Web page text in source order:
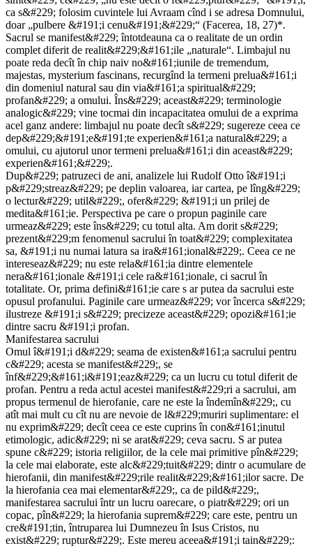
ca s&#229; folosim cuvintele lui Avraam cînd i se adresa Domnului,
doar „pulbere &#191;i cenu&#191;&#229;“ (Facerea, 18, 27)*.
Sacrul se manifest&#229; întotdeauna ca o realitate de un ordin
complet diferit de realit&#229;&#161;ile „naturale“. Limbajul nu
poate reda decît în chip naiv no&#161;iunile de tremendum,
majestas, mysterium fascinans, recurgînd la termeni prelua&#161;i
din domeniul natural sau din via&#161;a spiritual&#229;
profan&#229; a omului. Îns&#229; aceast&#229; terminologie
analogic&#229; vine tocmai din incapacitatea omului de a exprima
acel ganz andere: limbajul nu poate decît s&#229; sugereze ceea ce
dep&#229;&#191;e&#191;te experien&#161;a natural&#229; a
omului, cu ajutorul unor termeni prelua&#161;i din aceast&#229;
experien&#161;&#229;.
Dup&#229; patruzeci de ani, analizele lui Rudolf Otto î&#191;i
p&#229;streaz&#229; pe deplin valoarea, iar cartea, pe lîng&#229;
o lectur&#229; util&#229;, ofer&#229; &#191;i un prilej de
medita&#161;ie. Perspectiva pe care o propun paginile care
urmeaz&#229; este îns&#229; cu totul alta. Am dorit s&#229;
prezent&#229;m fenomenul sacrului în toat&#229; complexitatea
sa, &#191;i nu numai latura sa ira&#161;ional&#229;. Ceea ce ne
intereseaz&#229; nu este rela&#161;ia dintre elementele
nera&#161;ionale &#191;i cele ra&#161;ionale, ci sacrul în
totalitate. Or, prima defini&#161;ie care s ar putea da sacrului este
opusul profanului. Paginile care urmeaz&#229; vor încerca s&#229;
ilustreze &#191;i s&#229; precizeze aceast&#229; opozi&#161;ie
dintre sacru &#191;i profan.
Manifestarea sacrului
Omul î&#191;i d&#229; seama de existen&#161;a sacrului pentru
c&#229; acesta se manifest&#229;, se
înf&#229;&#161;i&#191;eaz&#229; ca un lucru cu totul diferit de
profan. Pentru a reda actul acestei manifest&#229;ri a sacrului, am
propus termenul de hierofanie, care ne este la îndemîn&#229;, cu
atît mai mult cu cît nu are nevoie de l&#229;muriri suplimentare: el
nu exprim&#229; decît ceea ce este cuprins în con&#161;inutul
etimologic, adic&#229; ni se arat&#229; ceva sacru. S ar putea
spune c&#229; istoria religiilor, de la cele mai primitive pîn&#229;
la cele mai elaborate, este alc&#229;tuit&#229; dintr o acumulare de
hierofanii, din manifest&#229;rile realit&#229;&#161;ilor sacre. De
la hierofania cea mai elementar&#229;, ca de pild&#229;,
manifestarea sacrului într un lucru oarecare, o piatr&#229; ori un
copac, pîn&#229; la hierofania suprem&#229; care este, pentru un
cre&#191;tin, întruparea lui Dumnezeu în Isus Cristos, nu
exist&#229; ruptur&#229;. Este mereu aceea&#191;i tain&#229;: